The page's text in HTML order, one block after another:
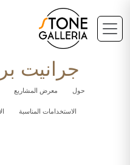
جرانيت
حول معرض المشاريع
الاستخدامات المناسبة